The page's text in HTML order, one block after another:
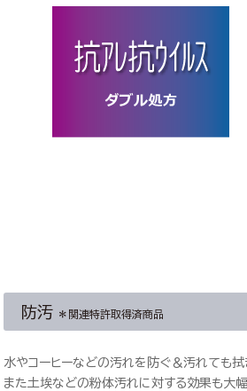
防汚 ＊関連特許取得済商品
水やコーヒーなどの汚れを防ぐ＆汚れても拭
また土埃などの粉体汚れに対する効果も大幅